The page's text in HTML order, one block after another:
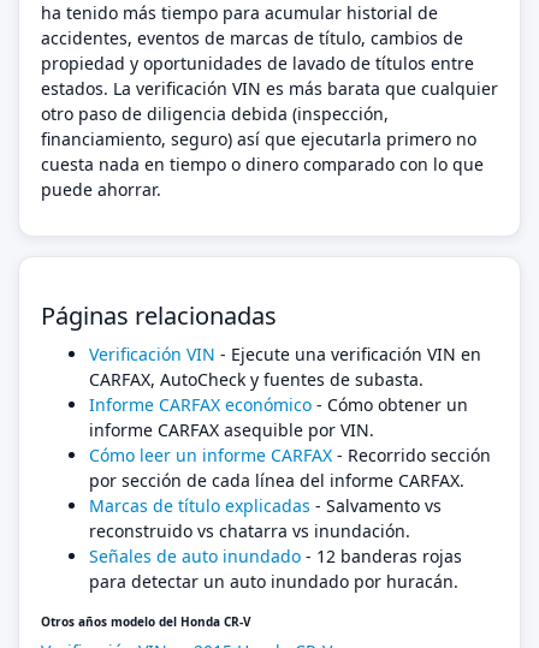
ha tenido más tiempo para acumular historial de
accidentes, eventos de marcas de título, cambios de
propiedad y oportunidades de lavado de títulos entre
estados. La verificación VIN es más barata que cualquier
otro paso de diligencia debida (inspección,
financiamiento, seguro) así que ejecutarla primero no
cuesta nada en tiempo o dinero comparado con lo que
puede ahorrar.
Páginas relacionadas
Verificación VIN - Ejecute una verificación VIN en
CARFAX, AutoCheck y fuentes de subasta.
Informe CARFAX económico - Cómo obtener un
informe CARFAX asequible por VIN.
Cómo leer un informe CARFAX - Recorrido sección
por sección de cada línea del informe CARFAX.
Marcas de título explicadas - Salvamento vs
reconstruido vs chatarra vs inundación.
Señales de auto inundado - 12 banderas rojas
para detectar un auto inundado por huracán.
Otros años modelo del Honda CR-V